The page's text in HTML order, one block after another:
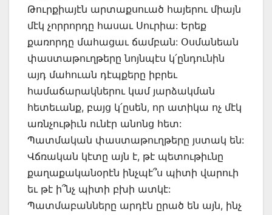
Թուրքիայէն արտաքսուած հայերու միայն
մէկ չորրորդը հասաւ Սուրիա: Երեք
քառորդը մահացաւ ճամբան: Օսմանեան
փաստաթուղթերը նոյնպէս կ՛ընդունին
այդ մահուան դէպքերը իբրեւ
համաճարակներու կամ յարձակման
հետեւանք, բայց կ՛ըսեն, որ ատիկա ոչ մէկ
առնչութիւն ունէր անոնց հետ:
Պատմական փաստաթուղթերը յստակ են:
Վճռական կէտը այն է, թէ պետութիւնը
քաղաքականօրէն ինչպէ՞ս պիտի վարուի
եւ թէ ի՞նչ պիտի բխի ատկէ:
Պատմաբանները արդէն ըրած են այն, ինչ